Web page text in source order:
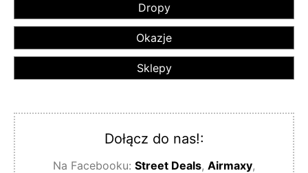
Dropy
Okazje
Sklepy
Dołącz do nas!:
Na Facebooku: Street Deals, Airmaxy,